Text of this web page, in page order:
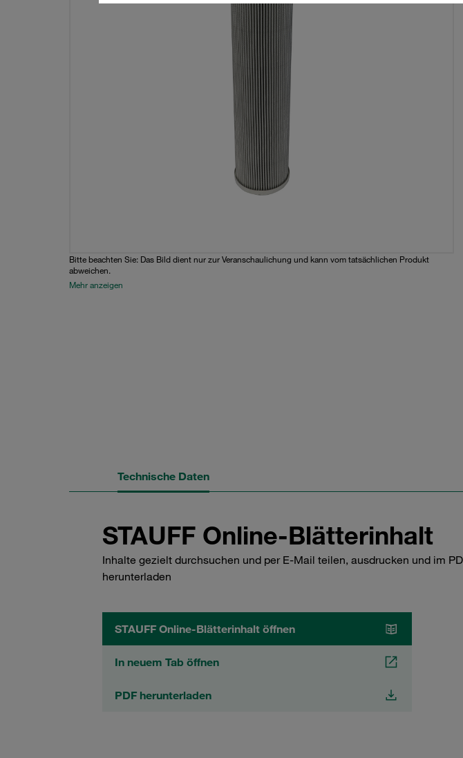
Bitte beachten Sie: Das Bild dient nur zur Veranschaulichung und kann vom tatsächlichen Produkt
abweichen.
Mehr anzeigen
Technische Daten
STAUFF Online-Blätterinhalt
Inhalte gezielt durchsuchen und per E-Mail teilen, ausdrucken und im
herunterladen
STAUFF Online-Blätterinhalt öffnen
In neuem Tab öffnen
PDF herunterladen